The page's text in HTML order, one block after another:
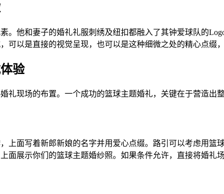
。他和妻子的婚礼礼服刺绣及纽扣都融入了其钟爱球队的
可以是直接的视觉呈现，也可以是这种细微之处的精心点缀
验
现场的布置。一个成功的篮球主题婚礼，关键在于营造出
上面写着新郎新娘的名字并用爱心点缀。路引可以考虑用
面展示你们的篮球主题婚纱照。如果条件允许，直接将婚礼